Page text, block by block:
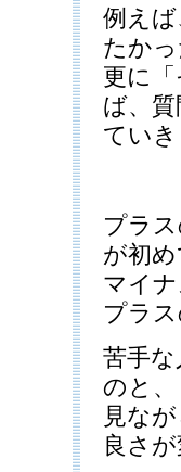
例え
たかっ
更に
ば、
ていき
プラ
が初
マイ
プラ
苦手
のと
見な
良さが